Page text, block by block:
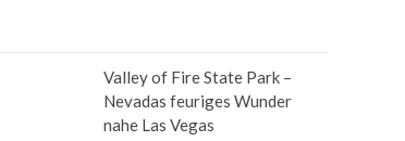
Valley of Fire State Park –
Nevadas feuriges Wunder
nahe Las Vegas